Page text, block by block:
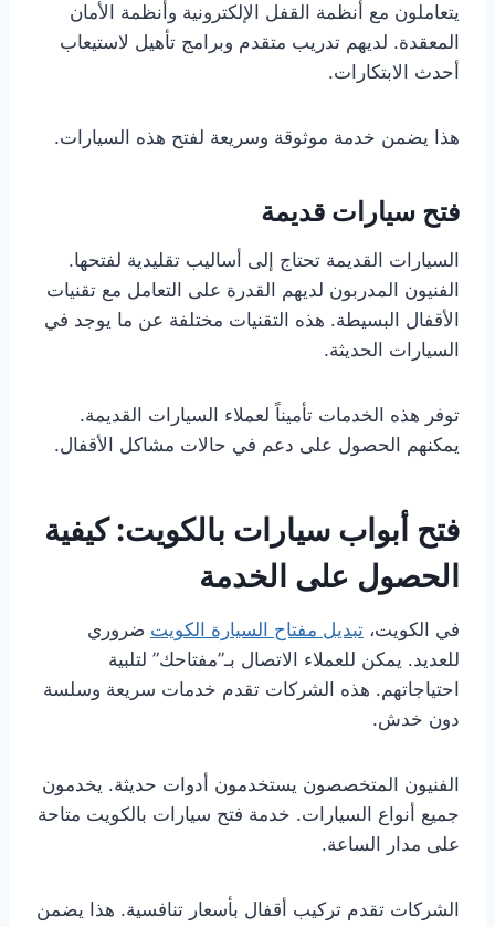
يتعاملون مع أنظمة القفل الإلكترونية وأنظمة الأمان
المعقدة. لديهم تدريب متقدم وبرامج تأهيل لاستيعاب
أحدث الابتكارات.
هذا يضمن خدمة موثوقة وسريعة لفتح هذه السيارات.
فتح سيارات قديمة
السيارات القديمة تحتاج إلى أساليب تقليدية لفتحها.
الفنيون المدربون لديهم القدرة على التعامل مع تقنيات
الأقفال البسيطة. هذه التقنيات مختلفة عن ما يوجد في
السيارات الحديثة.
توفر هذه الخدمات تأميناً لعملاء السيارات القديمة.
يمكنهم الحصول على دعم في حالات مشاكل الأقفال.
فتح أبواب سيارات بالكويت: كيفية
الحصول على الخدمة
في الكويت، تبديل مفتاح السيارة الكويت ضروري
للعديد. يمكن للعملاء الاتصال بـ”مفتاحك” لتلبية
احتياجاتهم. هذه الشركات تقدم خدمات سريعة وسلسة
دون خدش.
الفنيون المتخصصون يستخدمون أدوات حديثة. يخدمون
جميع أنواع السيارات. خدمة فتح سيارات بالكويت متاحة
على مدار الساعة.
الشركات تقدم تركيب أقفال بأسعار تنافسية. هذا يضمن